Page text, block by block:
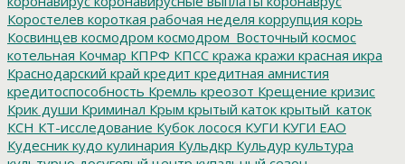
Коростелев короткая рабочая неделя коррупция корь
Косвинцев космодром космодром_Восточный космос
котельная Кочмар КПРФ КПСС кража кражи красная икра
Краснодарский край кредит кредитная амнистия
кредитоспособность Кремль креозот Крещение кризис
Крик души Криминал Крым крытый каток крытый_каток
КСН КТ-исследование Кубок лосося КУГИ КУГИ ЕАО
Кудесник кудо кулинария Кульдкр Кульдур культура